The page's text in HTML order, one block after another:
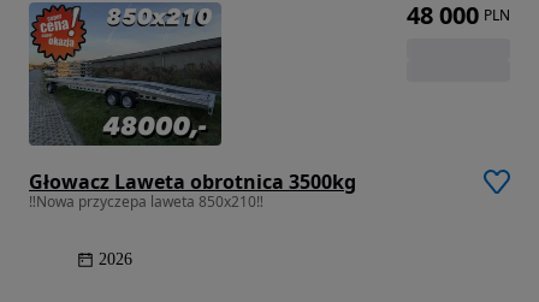
Głowacz Laweta obrotnica 3500kg
‼️Nowa przyczepa laweta 850x210‼️
2026
48 000 PLN